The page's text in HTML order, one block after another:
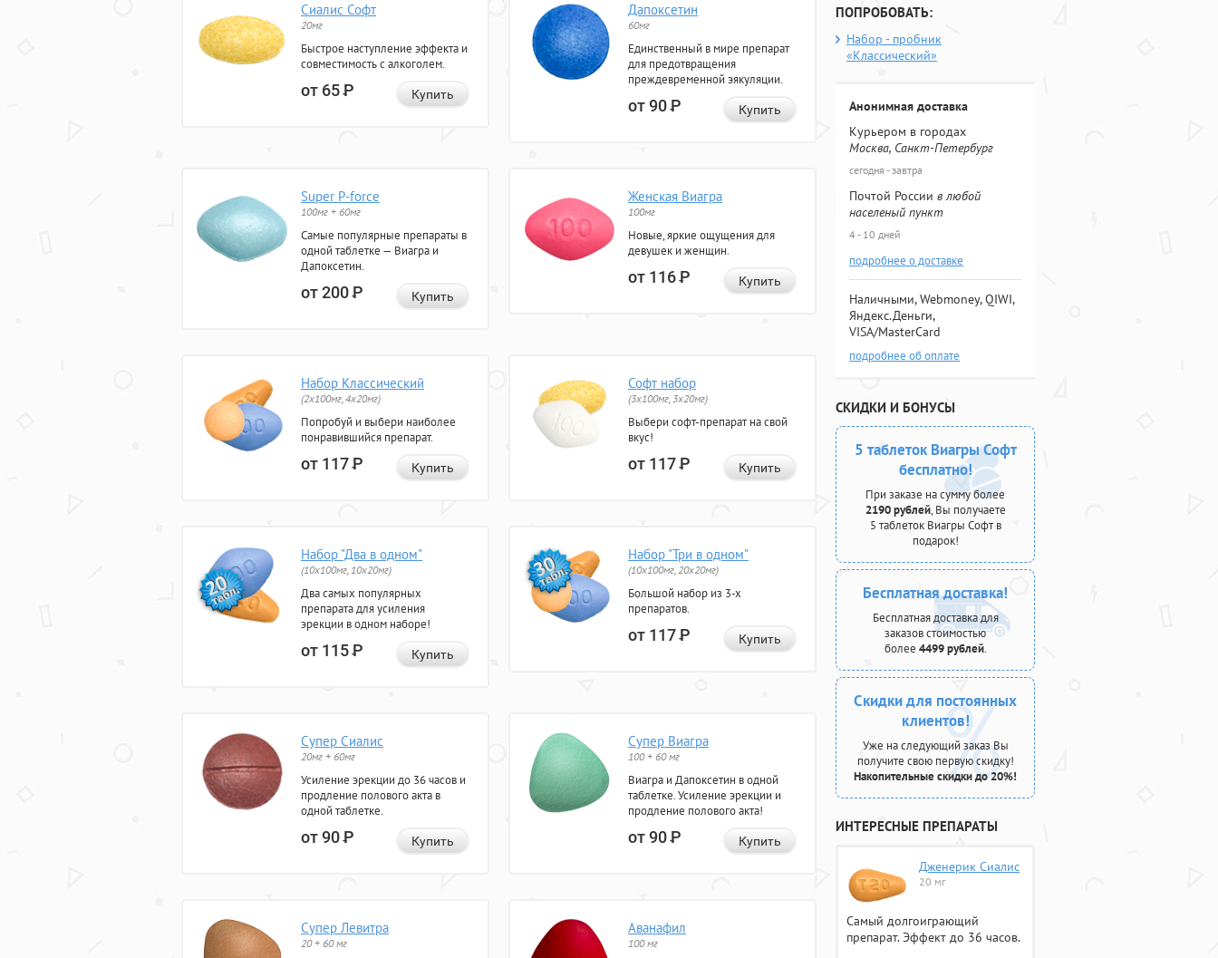
Сиалис Софт
20мг
Быстрое наступление эффекта и
совместимость с алкоголем.
от 65Р Купить
Дапоксетин
60мг
Единственный в мире препарат
для предотвращения
преждевременной эякуляции.
от 90Р Купить
Super P-force
100мг + 60мг
Самые популярные препараты в
одной таблетке — Виагра и
Дапоксетин.
от 200Р Купить
Женская Виагра
100мг
Новые, яркие ощущения для
девушек и женщин.
от 116Р Купить
Набор Классический
(2x100мг, 4x20мг)
Попробуй и выбери наиболее
понравившийся препарат.
от 117Р Купить
Софт набор
(3x100мг, 3x20мг)
Выбери софт-препарат на свой
вкус!
от 117Р Купить
Набор "Два в одном"
(10x100мг, 10x20мг)
Два самых популярных
препарата для усиления
эрекции в одном наборе!
от 115Р Купить
Набор "Три в одном"
(10x100мг, 20x20мг)
Большой набор из 3-х
препаратов.
от 117Р Купить
Супер Сиалис
20мг + 60мг
Усиление эрекции до 36 часов и
продление полового акта в
одной таблетке.
от 90Р Купить
Супер Виагра
100 + 60 мг
Виагра и Дапоксетин в одной
таблетке. Усиление эрекции и
продление полового акта!
от 90Р Купить
Супер Левитра
20 + 60 мг
Аванафил
100 мг
ПОПРОБОВАТЬ:
Набор - пробник
«Классический»
Анонимная доставка
Курьером в городах
Москва, Санкт-Петербург
сегодня - завтра
Почтой России в любой
населеный пункт
4 - 10 дней
подробнее о доставке
Наличными, Webmoney, QIWI,
Яндекс.Деньги,
VISA/MasterCard
подробнее об оплате
СКИДКИ И БОНУСЫ
5 таблеток Виагры Софт
бесплатно!
При заказе на сумму более
2190 рублей, Вы получаете
5 таблеток Виагры Софт в
подарок!
Бесплатная доставка!
Бесплатная доставка для
заказов стоимостью
более 4499 рублей.
Скидки для постоянных
клиентов!
Уже на следующий заказ Вы
получите свою первую скидку!
Накопительные скидки до 20%!
ИНТЕРЕСНЫЕ ПРЕПАРАТЫ
Дженерик Сиалис
20 мг
Самый долгоиграющий
препарат. Эффект до 36 часов.